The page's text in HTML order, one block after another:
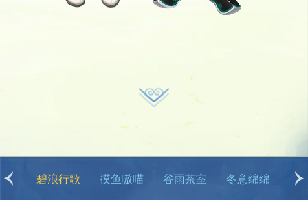
烟雨惊鸿
碧浪行歌 摸鱼嗷喵 谷雨茶室 冬意绵绵 卡